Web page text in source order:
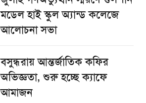
মডেল হাই স্কুল অ্যান্ড কলেজে
আলোচনা সভা
বসুন্ধরায় আন্তর্জাতিক কফির
অভিজ্ঞতা, শুরু হচ্ছে ক্যাফে
আমাজন